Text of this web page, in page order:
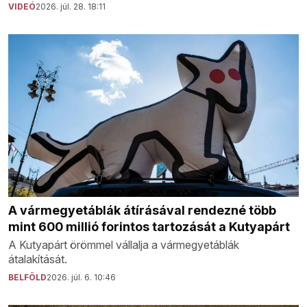
VIDEÓ2026. júl. 28. 18:11
A vármegyetáblák átírásával rendezné több
mint 600 millió forintos tartozását a Kutyapárt
A Kutyapárt örömmel vállalja a vármegyetáblák
átalakítását.
BELFÖLD2026. júl. 6. 10:46